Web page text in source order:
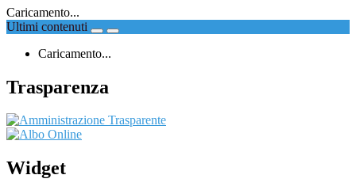
Caricamento...
Ultimi contenuti
Caricamento...
Trasparenza
Widget